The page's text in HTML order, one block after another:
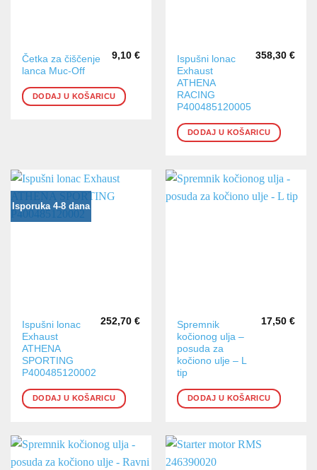
Četka za čiščenje
lanca Muc-Off
9,10 €
DODAJ U KOŠARICU
Ispušni lonac
Exhaust
ATHENA
RACING
P400485120005
358,30 €
DODAJ U KOŠARICU
Isporuka 4-8 dana
Ispušni lonac
Exhaust
ATHENA
SPORTING
P400485120002
252,70 €
DODAJ U KOŠARICU
Spremnik
kočionog ulja –
posuda za
kočiono ulje – L
tip
17,50 €
DODAJ U KOŠARICU